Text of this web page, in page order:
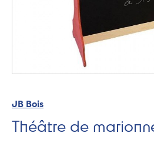
JB Bois
Théâtre de